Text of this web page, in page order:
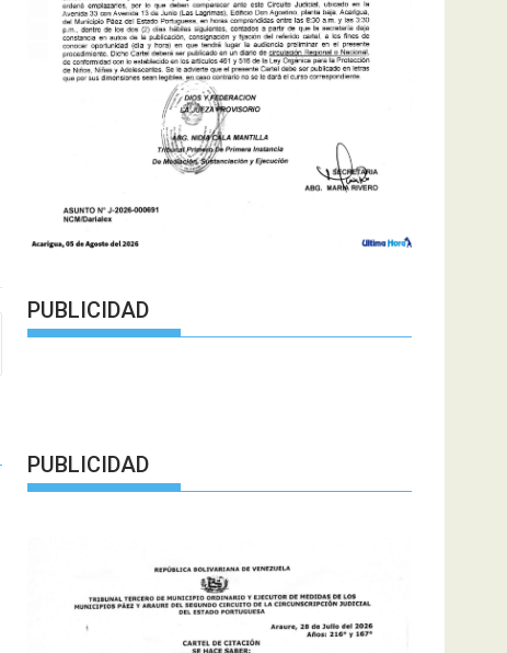
PUBLICIDAD
PUBLICIDAD